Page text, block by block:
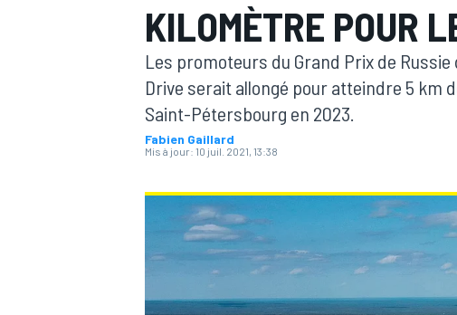
MOTOGP
KILOMÈTRE POUR
Les promoteurs du Grand Prix de
Drive serait allongé pour atteindre 5 km
Saint-Pétersbourg en 2023.
Fabien Gaillard
Mis à jour: 10 juil. 2021, 13:38